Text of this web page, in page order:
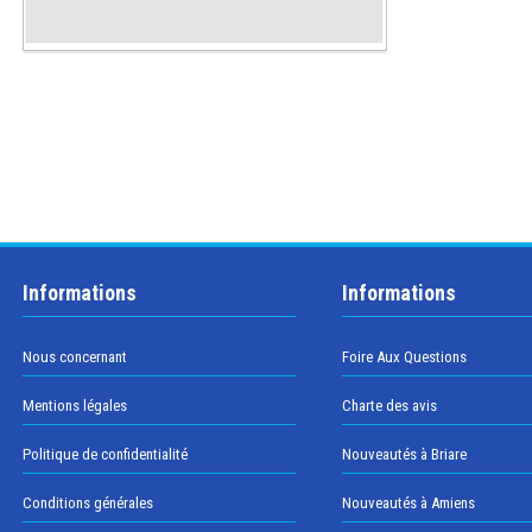
Informations
Nous concernant
Mentions légales
Politique de confidentialité
Conditions générales
Informations
Foire Aux Questions
Charte des avis
Nouveautés à Briare
Nouveautés à Amiens